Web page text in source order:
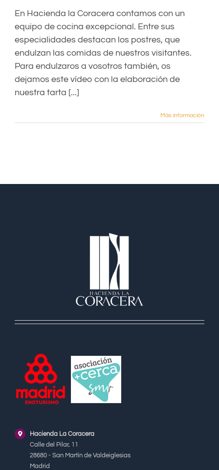
En Hacienda la Coracera contamos con un
equipo de cocina excepcional. Entre sus
especialidades destacan los postres, que
endulzan las comidas de nuestros visitantes.
Para endulzaros a vosotros también, os
dejamos este vídeo con la elaboración de
nuestra tarta [...]
Más información
Hacienda La Coracera
Calle del Pilar, 11
28680 - San Martín de Valdeiglesias
Madrid